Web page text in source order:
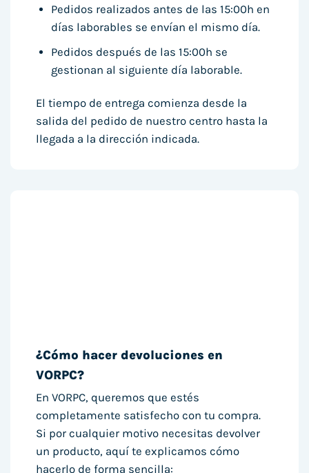
Pedidos realizados antes de las 15:00h en
días laborables se envían el mismo día.
Pedidos después de las 15:00h se
gestionan al siguiente día laborable.
El tiempo de entrega comienza desde la
salida del pedido de nuestro centro hasta la
llegada a la dirección indicada.
¿Cómo hacer devoluciones en
VORPC?
En VORPC, queremos que estés
completamente satisfecho con tu compra.
Si por cualquier motivo necesitas devolver
un producto, aquí te explicamos cómo
hacerlo de forma sencilla: